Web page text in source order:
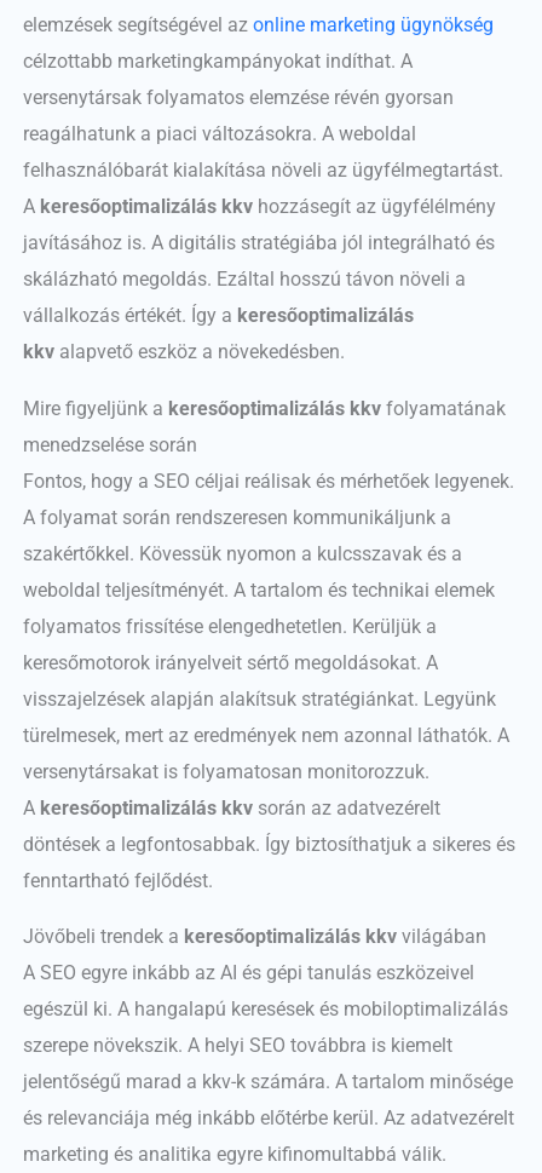
elemzések segítségével az online marketing ügynökség
célzottabb marketingkampányokat indíthat. A
versenytársak folyamatos elemzése révén gyorsan
reagálhatunk a piaci változásokra. A weboldal
felhasználóbarát kialakítása növeli az ügyfélmegtartást.
A keresőoptimalizálás kkvhozzásegít az ügyfélélmény
javításához is. A digitális stratégiába jól integrálható és
skálázható megoldás. Ezáltal hosszú távon növeli a
vállalkozás értékét. Így a keresőoptimalizálás
kkvalapvető eszköz a növekedésben.
Mire figyeljünk a keresőoptimalizálás kkvfolyamatának
menedzselése során
Fontos, hogy a SEO céljai reálisak és mérhetőek legyenek.
A folyamat során rendszeresen kommunikáljunk a
szakértőkkel. Kövessük nyomon a kulcsszavak és a
weboldal teljesítményét. A tartalom és technikai elemek
folyamatos frissítése elengedhetetlen. Kerüljük a
keresőmotorok irányelveit sértő megoldásokat. A
visszajelzések alapján alakítsuk stratégiánkat. Legyünk
türelmesek, mert az eredmények nem azonnal láthatók. A
versenytársakat is folyamatosan monitorozzuk.
A keresőoptimalizálás kkvsorán az adatvezérelt
döntések a legfontosabbak. Így biztosíthatjuk a sikeres és
fenntartható fejlődést.
Jövőbeli trendek a keresőoptimalizálás kkvvilágában
A SEO egyre inkább az AI és gépi tanulás eszközeivel
egészül ki. A hangalapú keresések és mobiloptimalizálás
szerepe növekszik. A helyi SEO továbbra is kiemelt
jelentőségű marad a kkv-k számára. A tartalom minősége
és relevanciája még inkább előtérbe kerül. Az adatvezérelt
marketing és analitika egyre kifinomultabbá válik.